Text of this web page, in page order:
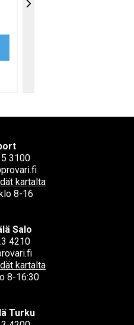
3100
kartalta
8-16
Salo
4210
kartalta
8-16:30
Turku